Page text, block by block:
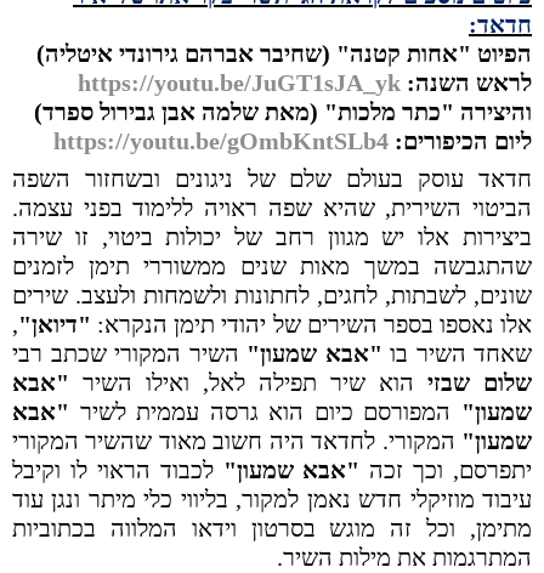
חדאד:
הפיוט "אחות קטנה" (שחיבר אברהם גירונדי איטליה)
לראש השנה: https://youtu.be/JuGT1sJA_yk
והיצירה "כתר מלכות" (מאת שלמה אבן גבירול ספרד)
ליום הכיפורים: https://youtu.be/gOmbKntSLb4
חדאד עוסק בעולם שלם של ניגונים ובשחזור השפה
הביטוי השירית, שהיא שפה ראויה ללימוד בפני עצמה.
ביצירות אלו יש מגוון רחב של יכולות ביטוי, זו שירה
שהתגבשה במשך מאות שנים ממשוררי תימן לזמנים
שונים, לשבתות, לחגים, לחתונות ולשמחות ולעצב. שירים
אלו נאספו בספר השירים של יהודי תימן הנקרא: "דיואן",
שאחד השיר בו "אבא שמעון" השיר המקורי שכתב רבי
שלום שבזי הוא שיר תפילה לאל, ואילו השיר "אבא
שמעון" המפורסם כיום הוא גרסה עממית לשיר "אבא
שמעון" המקורי. לחדאד היה חשוב מאוד שהשיר המקורי
יתפרסם, וכך זכה "אבא שמעון" לכבוד הראוי לו וקיבל
עיבוד מוזיקלי חדש נאמן למקור, בליווי כלי מיתר ונגן עוד
מתימן, וכל זה מוגש בסרטון וידאו המלווה בכתוביות
המתרגמות את מילות השיר.